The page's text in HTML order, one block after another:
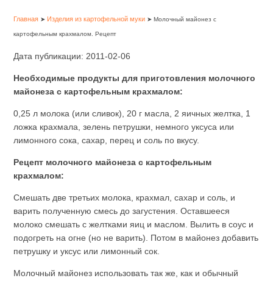
Главная ➤ Изделия из картофельной муки ➤ Молочный майонез с
картофельным крахмалом. Рецепт
Дата публикации: 2011-02-06
Необходимые продукты для приготовления молочного
майонеза с картофельным крахмалом:
0,25 л молока (или сливок), 20 г масла, 2 яичных желтка, 1
ложка крахмала, зелень петрушки, немного уксуса или
лимонного сока, сахар, перец и соль по вкусу.
Рецепт молочного майонеза с картофельным
крахмалом:
Смешать две третьих молока, крахмал, сахар и соль, и
варить полученную смесь до загустения. Оставшееся
молоко смешать с желтками яиц и маслом. Вылить в соус и
подогреть на огне (но не варить). Потом в майонез добавить
петрушку и уксус или лимонный сок.
Молочный майонез использовать так же, как и обычный